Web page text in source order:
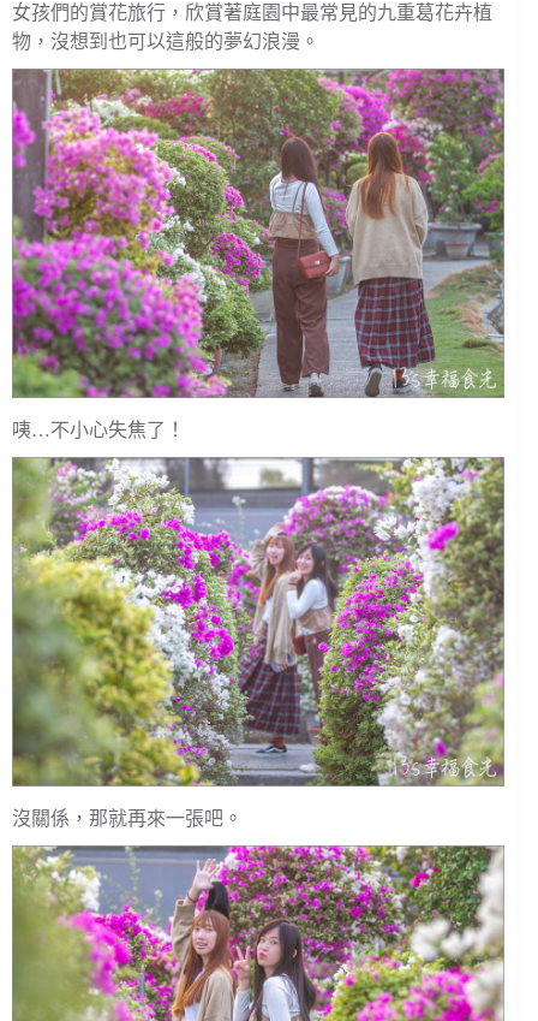
女孩們的賞花旅行，欣賞著庭園中最常見的九重葛花卉植
物，沒想到也可以這般的夢幻浪漫。
咦…不小心失焦了！
沒關係，那就再來一張吧。